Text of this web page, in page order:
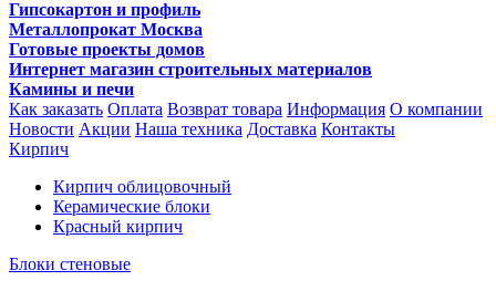
Гипсокартон и профиль
Металлопрокат Москва
Готовые проекты домов
Интернет магазин строительных материалов
Камины и печи
Как заказать Оплата Возврат товара Информация О компании
Новости Акции Наша техника Доставка Контакты
Кирпич
Кирпич облицовочный
Керамические блоки
Красный кирпич
Блоки стеновые